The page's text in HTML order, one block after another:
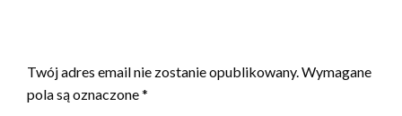
Twój adres email nie zostanie opublikowany.Wymagane
pola są oznaczone*